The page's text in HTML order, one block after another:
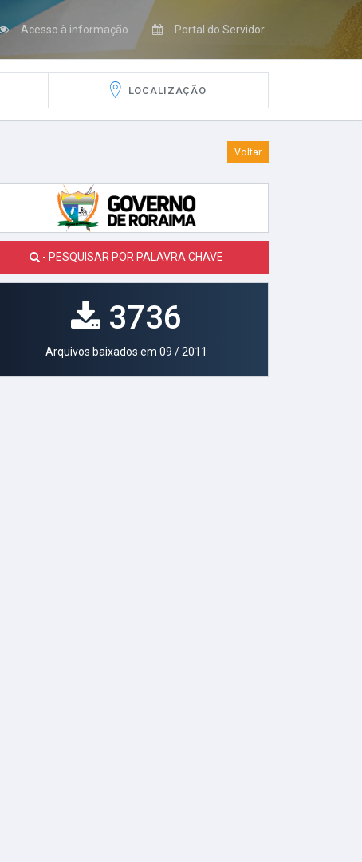
Acesso à informação Portal do Servidor
LOCALIZAÇÃO
Voltar
- PESQUISAR POR PALAVRA CHAVE
3736
Arquivos baixados em 09 / 2011